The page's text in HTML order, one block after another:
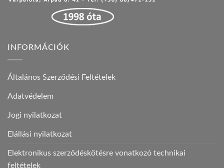
INFORMÁCIÓK
Általános Szerződési Feltételek
Adatvédelem
Jogi nyilatkozat
Elállási nyilatkozat
Elektronikus szerződéskötésre vonatkozó technikai
feltételek